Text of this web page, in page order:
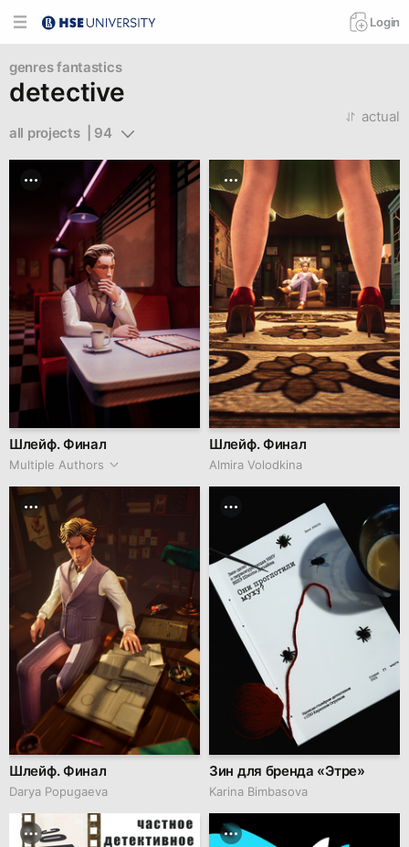
Login
genres fantastics
detective
all projects  | 94
actual
Шлейф. Финал
Multiple Authors
Шлейф. Финал
Almira Volodkina
Шлейф. Финал
Darya Popugaeva
Зин для бренда «Этре»
Karina Bimbasova